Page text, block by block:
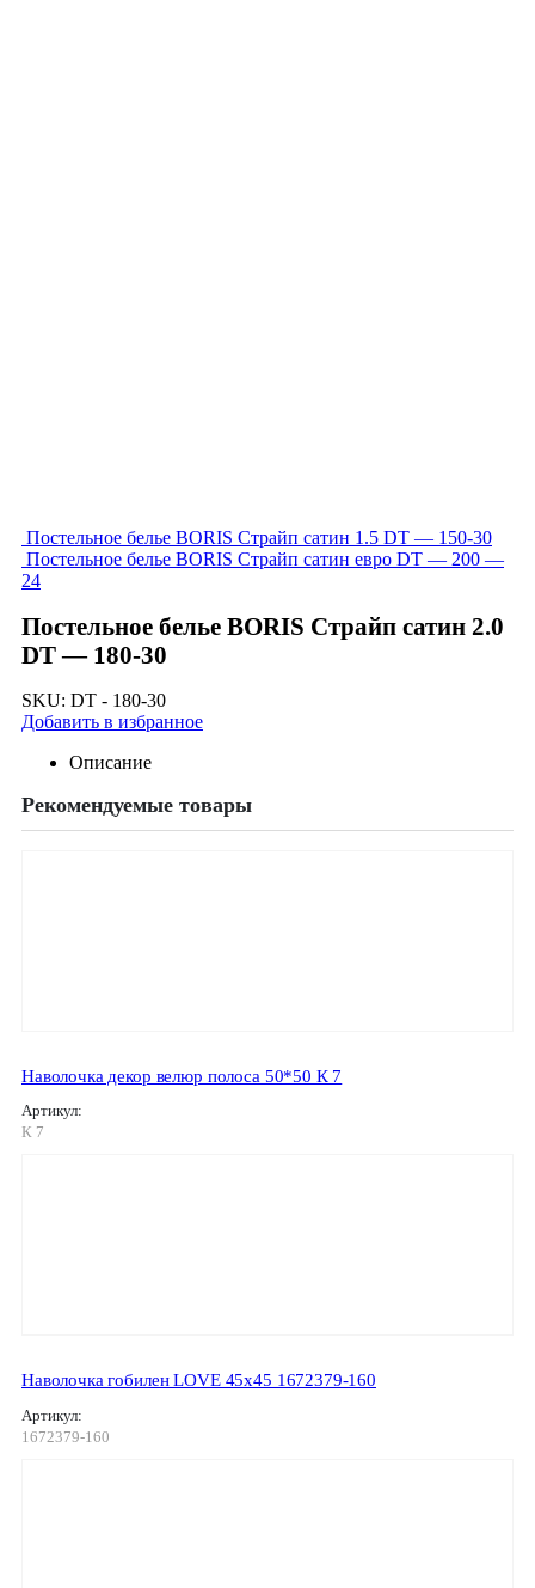
Постельное белье BORIS Страйп сатин 1.5 DT — 150-30
Постельное белье BORIS Страйп сатин евро DT — 200 —
24
Постельное белье BORIS Страйп сатин 2.0
DT — 180-30
SKU: DT - 180-30
Добавить в избранное
Описание
Рекомендуемые товары
Наволочка декор велюр полоса 50*50 К 7
Артикул:
К 7
Наволочка гобилен LOVE 45х45 1672379-160
Артикул:
1672379-160